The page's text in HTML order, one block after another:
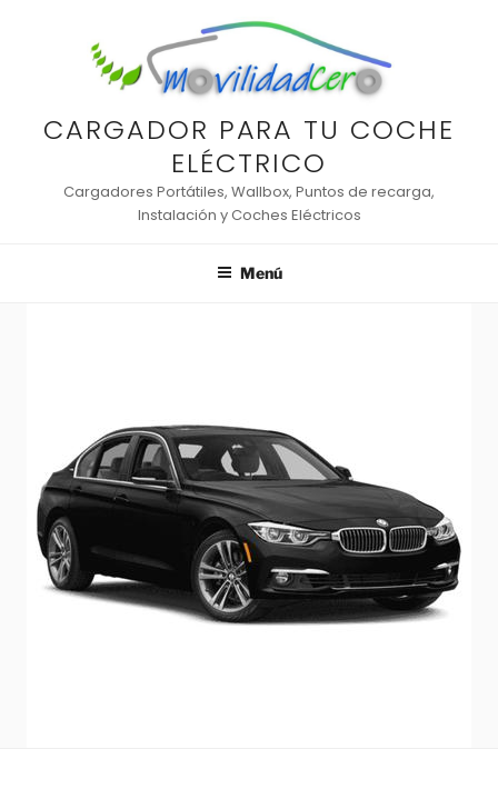
CARGADOR PARA TU COCHE
ELÉCTRICO
Cargadores Portátiles, Wallbox, Puntos de recarga,
Instalación y Coches Eléctricos
Menú